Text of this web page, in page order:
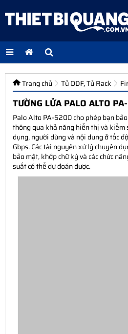
Trang chủ Tủ ODF, Tủ Rack
TƯỜNG LỬA PALO ALTO
Palo Alto PA-5200 cho phép bạn
thông qua khả năng hiển thị và kiểm
dụng, người dùng và nội dung ở tốc
Gbps. Các tài nguyên xử lý chuyên
bảo mật, khớp chữ ký và các chức
suất có thể dự đoán được.